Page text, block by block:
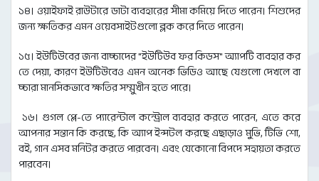
১৪। ওয়াইফাই রাউটারে ডাটা ব্যবহারের সীমা কমিয়ে দিতে পারেন। শিশুদের
জন্য ক্ষতিকর এমন ওয়েবসাইটগুলো ব্লক করে দিতে পারেন।
১৫। ইউটিউবের জন্য বাচ্চাদের "ইউটিউব ফর কিডস" অ্যাপটি ব্যবহার কর
তে দেয়া, কারণ ইউটিউবেও এমন অনেক ভিডিও আছে যেগুলো দেখলে বা
চ্চারা মানসিকভাবে ক্ষতির সম্মুখীন হতে পারে।
১৬। গুগল প্লে-তে প্যারেন্টাল কন্ট্রোল ব্যবহার করতে পারেন, এতে করে
আপনার সন্তান কি করছে, কি অ্যাপ ইন্সটল করছে এছাড়াও মুভি, টিভি শো,
বই, গান এসব মনিটর করতে পারবেন। এবং যেকোনো বিপদে সহায়তা করতে
পারবেন।